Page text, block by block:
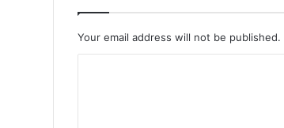
Your email address will not be published.